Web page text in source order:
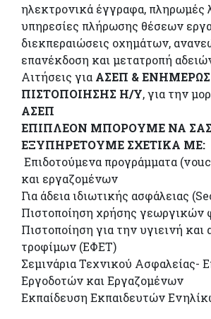
ηλεκτρονικά έγγραφα, πληρωμές
υπηρεσίες πλήρωσης θέσεων
διεκπεραιώσεις οχημάτων,
επανέκδοση και μετατροπή
Αιτήσεις για ΑΣΕΠ &
ΠΙΣΤΟΠΟΙΗΣΗΣ Η/Υ, για την
ΑΣΕΠ
ΕΠΙΠΛΕΟΝ ΜΠΟΡΟΥΜΕ ΝΑ ΣΑΣ
ΕΞΥΠΗΡΕΤΟΥΜΕ ΣΧΕΤΙΚΑ ΜΕ:
Επιδοτούμενα προγράμματα
και εργαζομένων
Για άδεια ιδιωτικής ασφάλειας
Πιστοποίηση χρήσης γεωργικών
Πιστοποίηση για την υγιεινή και
τροφίμων (ΕΦΕΤ)
Σεμινάρια Τεχνικού Ασφαλείας-
Εργοδοτών και Εργαζομένων
Εκπαίδευση Εκπαιδευτών